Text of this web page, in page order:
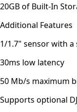
20GB of Built-In
Additional Features
1/1.7" sensor with a
30ms low latency
50 Mb/s maximum
Supports optional